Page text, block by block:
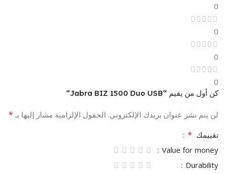
0
0
0
0
كن أول من يقيم “Jabra BIZ 1500 Duo USB”
لن يتم نشر عنوان بريدك الإلكتروني. الحقول الإلزامية مشار إليها بـ *
تقييمك *
Value for money
Durability